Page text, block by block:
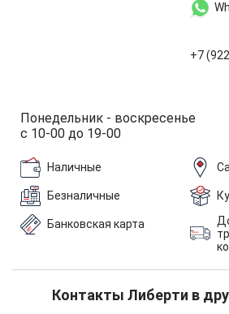
+7
Понедельник - воскресенье
с 10-00 до 19-00
Наличные
Безналичные
Банковская карта
Контакты Либерти в